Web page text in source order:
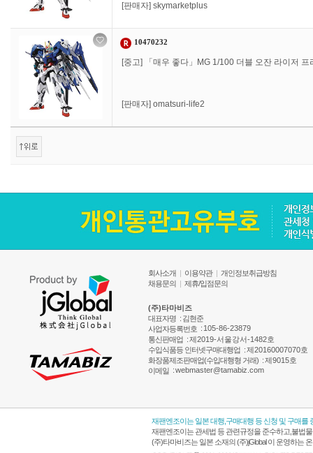
[판매자] skymarketplus
10470232
[중고] 「매우 좋다」MG 1/100 더블 오잔 라이저
[판매자] omatsuri-life2
회사소개 | 이용약관 | 개인정보취급방침
채용문의 | 제휴/입점문의
(주)타마비즈
대표자명 : 김현준
사업자등록번호 : 105-86-23879
통신판매업 :제2019-서울강서-1482호
수입식품등 인터넷구매대행업 :제20160007070호
화장품제조판매업(수입대행형 거래) :제9015호
이메일 :webmaster@tamabiz.com
재팬엔조이는 일본 대행,구매대행 등 신청 및 구매
재팬엔조이는 관세법 등 관련규정을 준수하고,불법
(주)타마비즈는 일본 소재의 (주)jGlobal 이 운영하는